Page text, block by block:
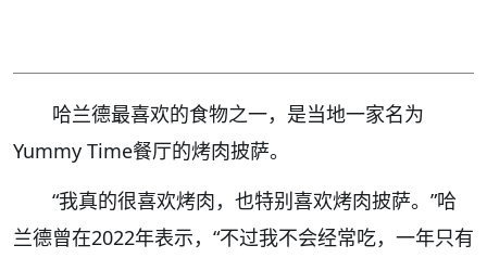
哈兰德最喜欢的食物之一，是当地一家名为
Yummy Time餐厅的烤肉披萨。
“我真的很喜欢烤肉，也特别喜欢烤肉披萨。”哈
兰德曾在2022年表示，“不过我不会经常吃，一年只有